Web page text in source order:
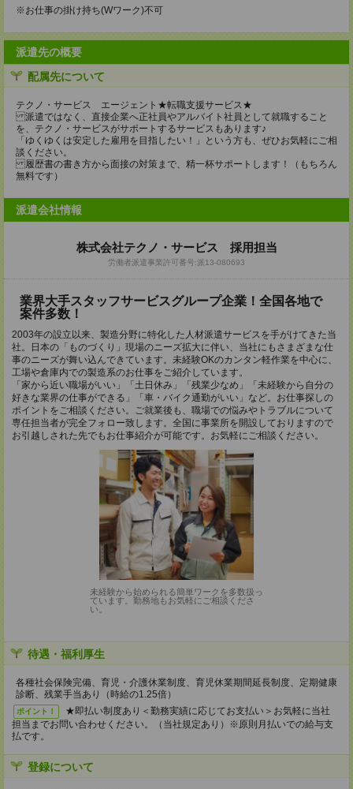
※お仕事の掛け持ち(Wワーク)不可
派遣先の概要
配属先について
テクノ・サービス エージェント★転職支援サービス★
派遣ではなく、直接企業へ正社員やアルバイト社員として就職すること
を、テクノ・サービスがサポートするサービスもあります♪
「ゆくゆくは安定した雇用を目指したい！」という方も、ぜひお気軽にご相
談ください。
履歴書の書き方から面接の対策まで、精一杯サポートします！（もちろん
無料です）
派遣会社情報
株式会社テクノ・サービス 採用担当
労働者派遣事業許可番号:派13-080693
業界大手スタッフサービスグループ企業！全国各地で
案件多数！
2003年の設立以来、製造分野に特化した人材派遣サービスを手がけてきた当
社。日本の「ものづくり」現場のニーズ拡大に伴い、当社にもさまざまな仕
事のニーズが舞い込んできています。未経験OKのカンタン軽作業を中心に、
工場や倉庫内での製造系のお仕事をご紹介しています。
「家から近い職場がいい」「土日休み」「残業少なめ」「未経験から自分の
好きな業界の仕事ができる」「車・バイク通勤がいい」など。お仕事探しの
ポイントをご相談ください。ご就業後も、職場での悩みやトラブルについて
専任担当者が完全フォロー致します。全国に事業所を開設しておりますので
お引越しされた先でもお仕事紹介が可能です。お気軽にご相談ください。
未経験から始められる簡単ワークを多数扱っ
ています。勤務地もお気軽にご相談くださ
い。
待遇・福利厚生
各種社会保険完備、育児・介護休業制度、育児休業期間延長制度、定期健康
診断、残業手当あり（時給の1.25倍）
ポイント！
★即払い制度あり＜勤務実績に応じてお支払い＞お気軽に当社
担当までお問い合わせください。（当社規定あり）※原則月払いでの給与支
払です。
登録について